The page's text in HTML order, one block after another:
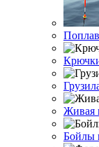
Живая
Бойлы